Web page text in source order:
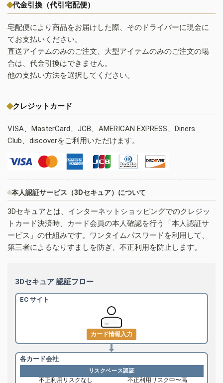
代金引換（代引宅配便）
宅配便により商品をお届けした際、そのドライバーに現金に
てお支払いください。
直送アイテムのみのご注文、大型アイテムのみのご注文の場
合は、代金引換はできません。
他の支払い方法を選択してください。
クレジットカード
VISA、MasterCard、JCB、AMERICAN EXPRESS、Diners
Club、discoverをご利用いただけます。
本人認証サービス（3Dセキュア）について
3Dセキュアとは、インターネットショッピングでのクレジッ
トカード決済時、カード会員の本人確認を行う「本人認証サ
ービス」の仕組みです。ワンタイムパスワードを利用して、
第三者によるなりすましを防ぎ、不正利用を防止します。
3Dセキュア 認証フロー
EC サイト
カード情報入力
各カード会社
リスクベース認証
不正利用リスクなし 不正利用リスク中〜高